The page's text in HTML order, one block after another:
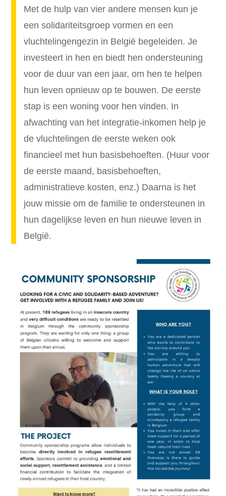
Met de hulp van vier andere mensen kun je
een solidariteitsgroep vormen en een
vluchtelingengezin in België begeleiden. Je
investeert in hen en biedt hen ondersteuning
voor de duur van een jaar, om hen te helpen
hun leven opnieuw op te bouwen. De eerste
stap is een woning voor hen vinden. In
afwachting van het integratie-inkomen help je
de vluchtelingen de eerste weken ook
financieel met hun basisbehoeften. (Huur voor
de eerste maand, basisbehoeften,
administratieve kosten, enz.) Daarna is het
jouw missie om de familie te ondersteunen in
hun dagelijkse leven en hun nieuwe leven in
België.